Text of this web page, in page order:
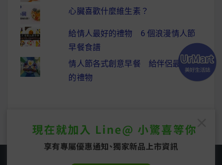
心臟喜歡什麼維生素？
給情人最好的禮物 6 個浪漫情人節
早餐食譜
情人節各式創意早餐 給伴侶最驚喜
的禮物
UrMart 美好生活誌. All rights